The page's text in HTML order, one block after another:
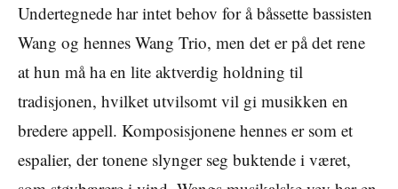
Undertegnede har intet behov for å båssette bassisten
Wang og hennes Wang Trio, men det er på det rene
at hun må ha en lite aktverdig holdning til
tradisjonen, hvilket utvilsomt vil gi musikken en
bredere appell. Komposisjonene hennes er som et
espalier, der tonene slynger seg buktende i været,